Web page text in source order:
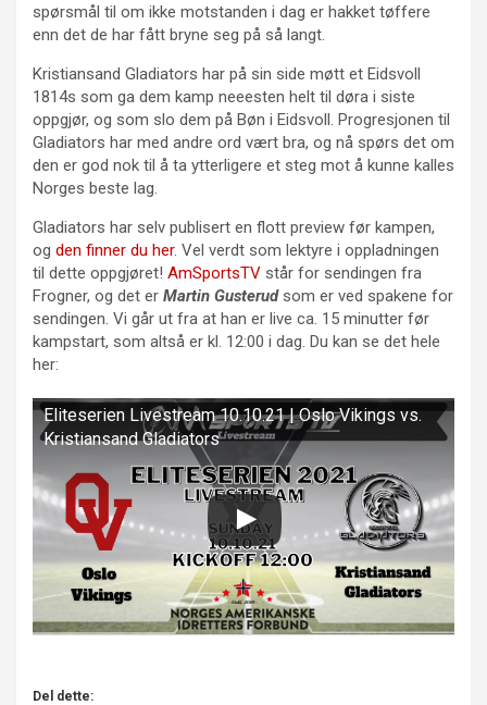
spørsmål til om ikke motstanden i dag er hakket tøffere
enn det de har fått bryne seg på så langt.
Kristiansand Gladiators har på sin side møtt et Eidsvoll
1814s som ga dem kamp neeesten helt til døra i siste
oppgjør, og som slo dem på Bøn i Eidsvoll. Progresjonen til
Gladiators har med andre ord vært bra, og nå spørs det om
den er god nok til å ta ytterligere et steg mot å kunne kalles
Norges beste lag.
Gladiators har selv publisert en flott preview før kampen,
og den finner du her. Vel verdt som lektyre i oppladningen
til dette oppgjøret! AmSportsTV står for sendingen fra
Frogner, og det er Martin Gusterudsom er ved spakene for
sendingen. Vi går ut fra at han er live ca. 15 minutter før
kampstart, som altså er kl. 12:00 i dag. Du kan se det hele
her:
Eliteserien Livestream 10.10.21 | Oslo Vikings vs.
Kristiansand Gladiators
Del dette: